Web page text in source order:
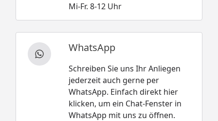
Mi-Fr. 8-12 Uhr
WhatsApp
Schreiben Sie uns Ihr Anliegen
jederzeit auch gerne per
WhatsApp. Einfach direkt hier
klicken, um ein Chat-Fenster in
WhatsApp mit uns zu öffnen.